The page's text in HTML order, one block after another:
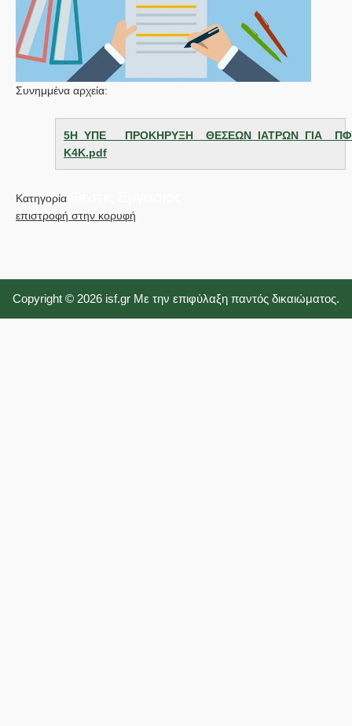
Συνημμένα αρχεία:
Κ4Κ.pdf
Κατηγορία
επιστροφή στην κορυφή
Copyright © 2026 isf.gr Με την επιφύλαξη παντός δικαιώματος.